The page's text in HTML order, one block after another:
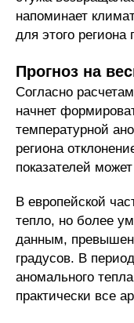
напоминает
для этого
Прогноз на
Согласно
начнет
температурной
региона
показателей
В европейской
тепло, но более
данным,
градусов. В
аномального
практически все